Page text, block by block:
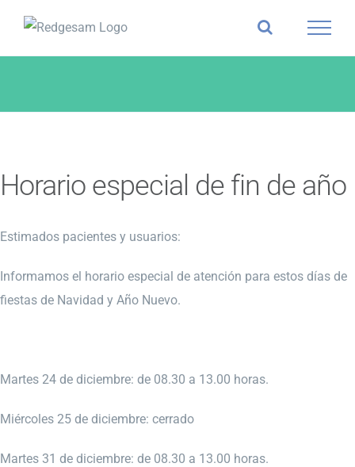
content
Horario especial de fin de año
Estimados pacientes y usuarios:
Informamos el horario especial de atención para estos días de
fiestas de Navidad y Año Nuevo.
Martes 24 de diciembre: de 08.30 a 13.00 horas.
Miércoles 25 de diciembre: cerrado
Martes 31 de diciembre: de 08.30 a 13.00 horas.